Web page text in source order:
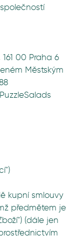
00 Praha 6
Městským
kupní smlouvy
předmětem je
(dále jen